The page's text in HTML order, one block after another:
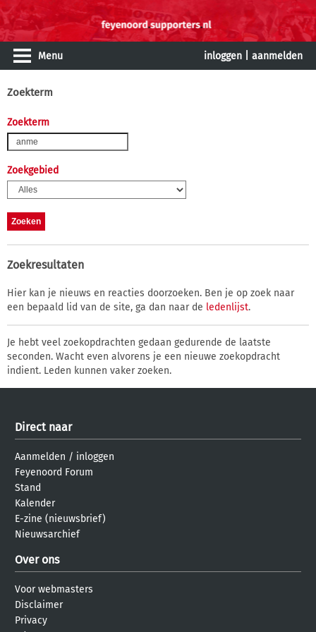
Menu inloggen aanmelden
Zoekterm
Zoekterm
Zoekgebied
Zoekresultaten
Hier kan je nieuws en reacties doorzoeken. Ben je op zoek naar
een bepaald lid van de site, ga dan naar de ledenlijst.
Je hebt veel zoekopdrachten gedaan gedurende de laatste
seconden. Wacht even alvorens je een nieuwe zoekopdracht
indient. Leden kunnen vaker zoeken.
Direct naar
Aanmelden / inloggen
Feyenoord Forum
Stand
Kalender
E-zine (nieuwsbrief)
Nieuwsarchief
Over ons
Voor webmasters
Disclaimer
Privacy